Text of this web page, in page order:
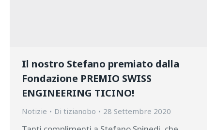
Il nostro Stefano premiato dalla
Fondazione PREMIO SWISS
ENGINEERING TICINO!
Notizie Di tizianobo 28 Settembre 2020